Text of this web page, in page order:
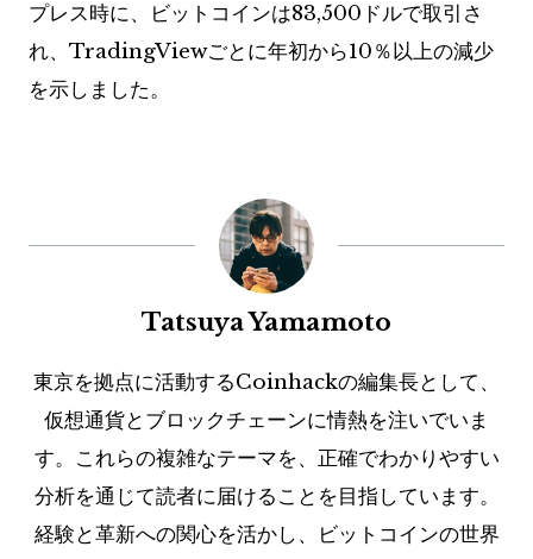
プレス時に、ビットコインは83,500ドルで取引さ
れ、TradingViewごとに年初から10％以上の減少
を示しました。
Tatsuya Yamamoto
東京を拠点に活動するCoinhackの編集長として、
仮想通貨とブロックチェーンに情熱を注いでいま
す。これらの複雑なテーマを、正確でわかりやすい
分析を通じて読者に届けることを目指しています。
経験と革新への関心を活かし、ビットコインの世界